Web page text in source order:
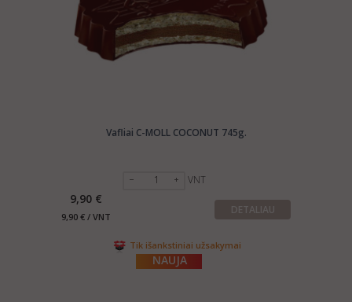
Vafliai C-MOLL COCONUT 745g.
VNT
9,90 €
9,90 € / VNT
DETALIAU
Tik išankstiniai užsakymai
NAUJA